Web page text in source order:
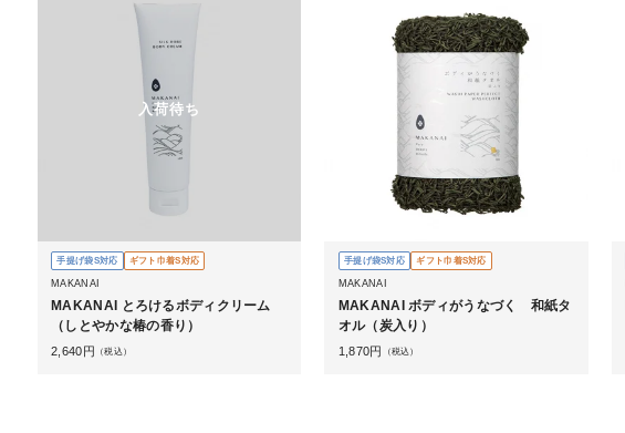
入荷待ち
手提げ袋S対応 ギフト巾着S対応
MAKANAI
MAKANAI とろけるボディクリーム
（しとやかな椿の香り）
2,640円 （税込）
手提げ袋S対応 ギフト巾着S対応
MAKANAI
MAKANAI ボディがうなづく 和紙タ
オル（炭入り）
1,870円 （税込）